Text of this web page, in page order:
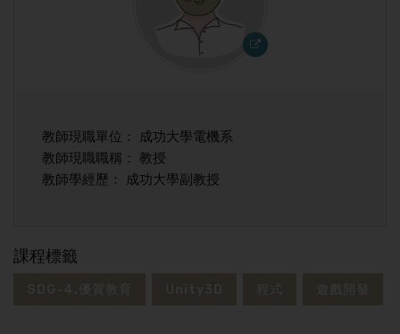
教師現職單位： 成功大學電機系
教師現職職稱： 教授
教師學經歷： 成功大學副教授
課程標籤
SDG-4.優質教育 遊戲開發